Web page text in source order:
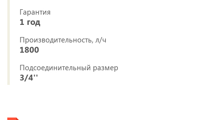
Гарантия
1 год
Производительность, л/ч
1800
Подсоединительный размер
3/4''